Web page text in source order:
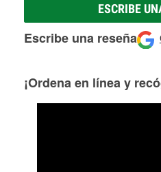
ESCRIBE
Escribe una reseña
¡Ordena en línea y